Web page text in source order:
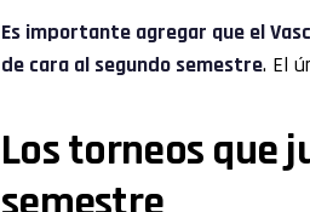
Es importante agregar que el
de cara al segundo semestre. El
Los torneos que